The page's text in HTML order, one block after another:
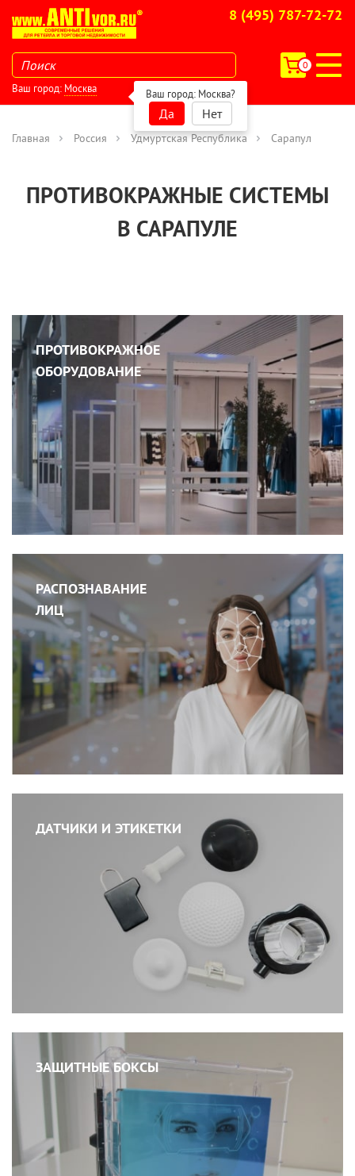
8 (495) 787-72-72
0
Ваш город: Москва Ваш город: Москва?
Да Нет
Главная Россия Удмуртская Республика Сарапул
ПРОТИВОКРАЖНЫЕ СИСТЕМЫ
В САРАПУЛЕ
ПРОТИВОКРАЖНОЕ
ОБОРУДОВАНИЕ
РАСПОЗНАВАНИЕ
ЛИЦ
ДАТЧИКИ И ЭТИКЕТКИ
ЗАЩИТНЫЕ БОКСЫ